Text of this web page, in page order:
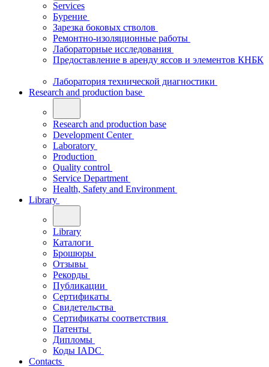
Services
Бурение
Зарезка боковых стволов
Ремонтно-изоляционные работы
Лабораторные исследования
Предоставление в аренду яссов и элементов КНБК
Лаборатория технической диагностики
Research and production base
Research and production base
Development Center
Laboratory
Production
Quality control
Service Department
Health, Safety and Environment
Library
Library
Каталоги
Брошюры
Отзывы
Рекорды
Публикации
Сертификаты
Свидетельства
Сертификаты соответствия
Патенты
Дипломы
Коды IADC
Contacts